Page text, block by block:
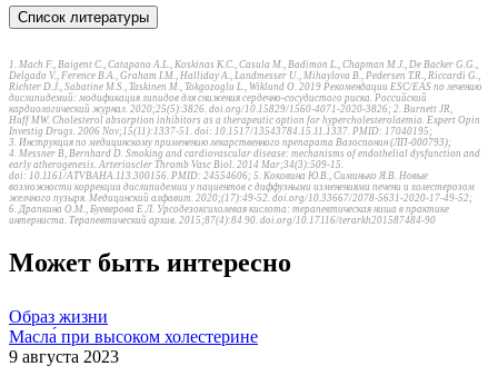
Список литературы
1. Mach F., Baigent C., Catapano A.L., Koskinas K.С., Casula M., Badimon L., Chapman M.J., De Backer G.G.,
Delgado V., Ference B.А., Graham I.М., Halliday A., Landmesser U., Mihaylova B., Pedersen T.R., Riccardi G.,
Richter D.J., Sabatine M.S., Taskinen M., Tokgozoglu L., Wiklund O. 2019 Рекомендации ESC/EAS по лечению
дислипидемий: модификация липидов для снижения сердечно-сосудистого риска. Российский
кардиологический журнал. 2020;25(5):3826. doi.org/10.15829/1560-4071-2020-3826; 2. Burnett JR,
Huff MW. Cholesterol absorption inhibitors as a therapeutic option for hypercholesterolaemia. Expert Opin
Investig Drugs. 2006 Nov;15(11):1337-51. doi: 10.1517/13543784.15.11.1337. PMID: 17040195;
3. Инструкция по медицинскому применению лекарственного препарата Вазоспонин (ЛП-000793);
4. Messner B, Bernhard D. Smoking and cardiovascular disease: mechanisms of endothelial dysfunction and
early atherogenesis. Arterioscler Thromb Vasc Biol. 2014 Mar;34(3):509-15.
doi: 10.1161/ATVBAHA.113.300156. PMID: 24554606; 5. Коковина Ю.В., Симинько Я.В. Новые
возможности коррекции дислипидемии у пациентов с диффузными изменениями печени и холестерозом
желчного пузыря. Медицинский алфавит. 2020;(17):49-52. doi.org/10.33667/2078-5631-2020-17-49-52;
6. Драпкина О.М., Буеверова Е.Л. Урсодезоксихолевая кислота: терапевтическая ниша в практике
интерниста. Терапевтический архив. 2015;87(4):84 90. doi.org/10.17116/terarkh201587484-90
Может быть интересно
Образ жизни
Масла́ при высоком холестерине
9 августа 2023